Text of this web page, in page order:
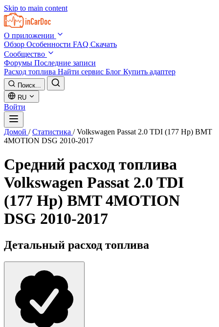
Skip to main content
О приложении
Обзор Особенности FAQ Скачать
Сообщество
Форумы Последние записи
Расход топлива Найти сервис Блог Купить адаптер
Поиск...
RU
Войти
Домой / Статистика / Volkswagen Passat 2.0 TDI (177 Hp) BMT
4MOTION DSG 2010-2017
Средний расход топлива
Volkswagen Passat 2.0 TDI
(177 Hp) BMT 4MOTION
DSG 2010-2017
Детальный расход топлива